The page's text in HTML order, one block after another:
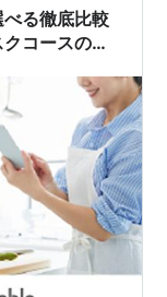
にす…
る徹底比較
コースのメ